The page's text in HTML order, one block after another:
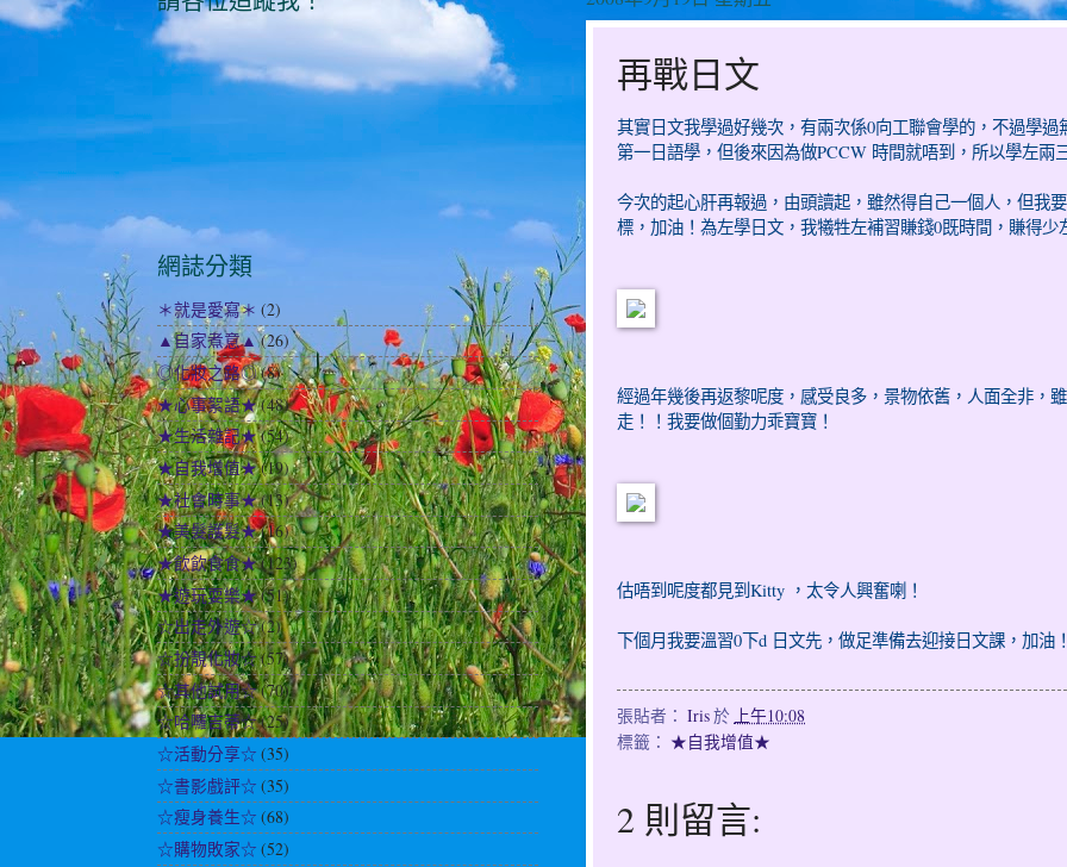
再戰日文
其實日文我學過好幾次，有兩次係0向工聯會學的，不過學
第一日語學，但後來因為做PCCW 時間就唔到，所以學左兩
今次的起心肝再報過，由頭讀起，雖然得自己一個人，但我
標，加油！為左學日文，我犧牲左補習賺錢0既時間，賺得少
經過年幾後再返黎呢度，感受良多，景物依舊，人面全非，
走！！我要做個勤力乖寶寶！
估唔到呢度都見到Kitty ，太令人興奮喇！
下個月我要溫習0下d 日文先，做足準備去迎接日文課，加油
張貼者： Iris於 上午10:08
標籤： ★自我增值★
2 則留言:
網誌分類
＊就是愛寫＊ (2)
▲自家煮意▲(26)
◎化妝之路◎(8)
★心事絮語★(48)
★生活雜記★(54)
★自我增值★(19)
★社會時事★(13)
★美髮護髮★(16)
★飲飲食食★(123)
★遊玩耍樂★(51)
☆出走外遊☆(2)
☆扮靚化妝☆(57)
☆其他試用☆(70)
☆哈囉吉蒂☆(25)
☆活動分享☆ (35)
☆書影戲評☆ (35)
☆瘦身養生☆ (68)
☆購物敗家☆ (52)